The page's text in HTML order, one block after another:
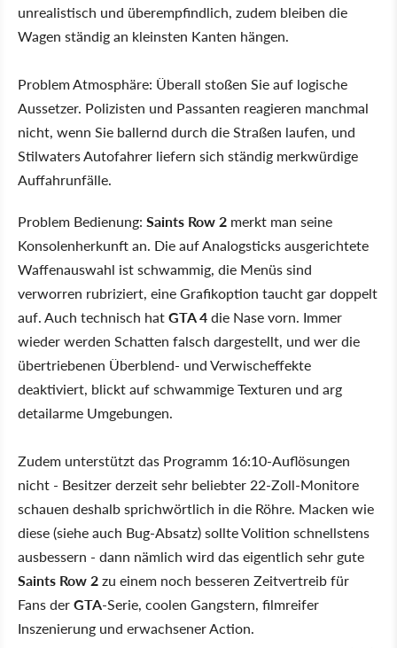
unrealistisch und überempfindlich, zudem bleiben die
Wagen ständig an kleinsten Kanten hängen.
Problem Atmosphäre: Überall stoßen Sie auf logische
Aussetzer. Polizisten und Passanten reagieren manchmal
nicht, wenn Sie ballernd durch die Straßen laufen, und
Stilwaters Autofahrer liefern sich ständig merkwürdige
Auffahrunfälle.
Problem Bedienung: Saints Row 2 merkt man seine
Konsolenherkunft an. Die auf Analogsticks ausgerichtete
Waffenauswahl ist schwammig, die Menüs sind
verworren rubriziert, eine Grafikoption taucht gar doppelt
auf. Auch technisch hatGTA 4die Nase vorn. Immer
wieder werden Schatten falsch dargestellt, und wer die
übertriebenen Überblend- und Verwischeffekte
deaktiviert, blickt auf schwammige Texturen und arg
detailarme Umgebungen.
Zudem unterstützt das Programm 16:10-Auflösungen
nicht - Besitzer derzeit sehr beliebter 22-Zoll-Monitore
schauen deshalb sprichwörtlich in die Röhre. Macken wie
diese (siehe auch Bug-Absatz) sollte Volition schnellstens
ausbessern - dann nämlich wird das eigentlich sehr gute
Saints Row 2zu einem noch besseren Zeitvertreib für
Fans derGTA-Serie, coolen Gangstern, filmreifer
Inszenierung und erwachsener Action.